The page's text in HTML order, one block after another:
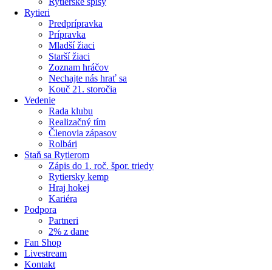
Rytieri
Predprípravka
Prípravka
Mladší žiaci
Starší žiaci
Zoznam hráčov
Nechajte nás hrať sa
Kouč 21. storočia
Vedenie
Rada klubu
Realizačný tím
Členovia zápasov
Rolbári
Staň sa Rytierom
Zápis do 1. roč. špor. triedy
Rytiersky kemp
Hraj hokej
Kariéra
Podpora
Partneri
2% z dane
Fan Shop
Livestream
Kontakt